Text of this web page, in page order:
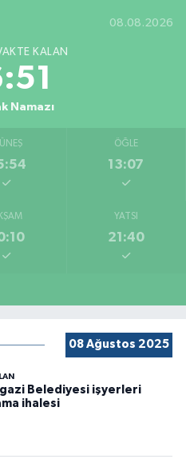
08.08.2026
KALAN
Namazı
ÖĞLE
13:07
YATSI
21:40
08 Ağustos 2025
Belediyesi işyerleri
ihalesi